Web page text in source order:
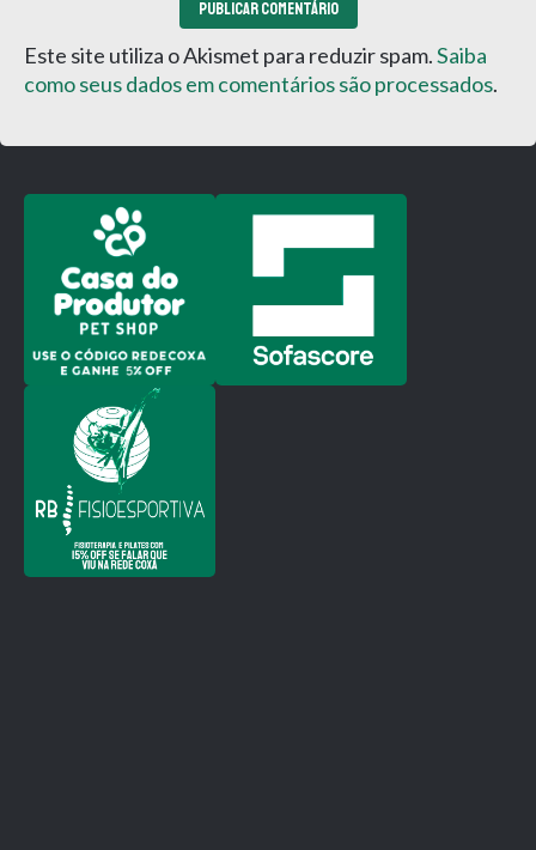
Este site utiliza o Akismet para reduzir spam.Saiba
como seus dados em comentários são processados.